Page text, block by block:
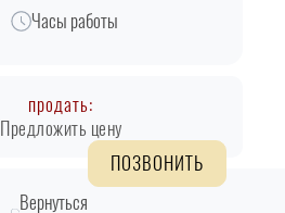
Часы работы
продать:
Предложить цену
ПОЗВОНИТЬ
Вернуться